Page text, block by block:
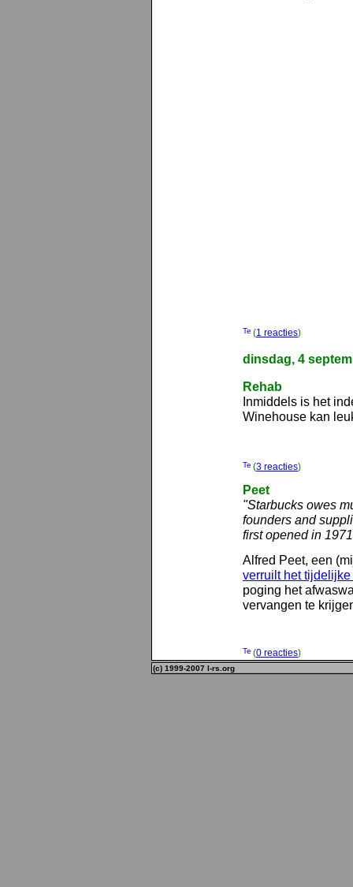
(1 reacties)
dinsdag, 4
Rehab
Inmiddels is het
Winehouse kan
(3 reacties)
Peet
"Starbucks owes
founders and
first opened in
Alfred Peet, een
verruilt het
poging het
vervangen te
(0 reacties)
(c) 1999-2007 l-rs.org